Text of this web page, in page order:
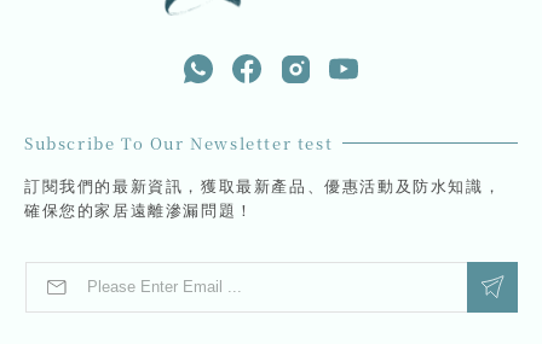
Subscribe To Our Newsletter test
訂閱我們的最新資訊，獲取最新產品、優惠活動及防水知識，
確保您的家居遠離滲漏問題！
E
a